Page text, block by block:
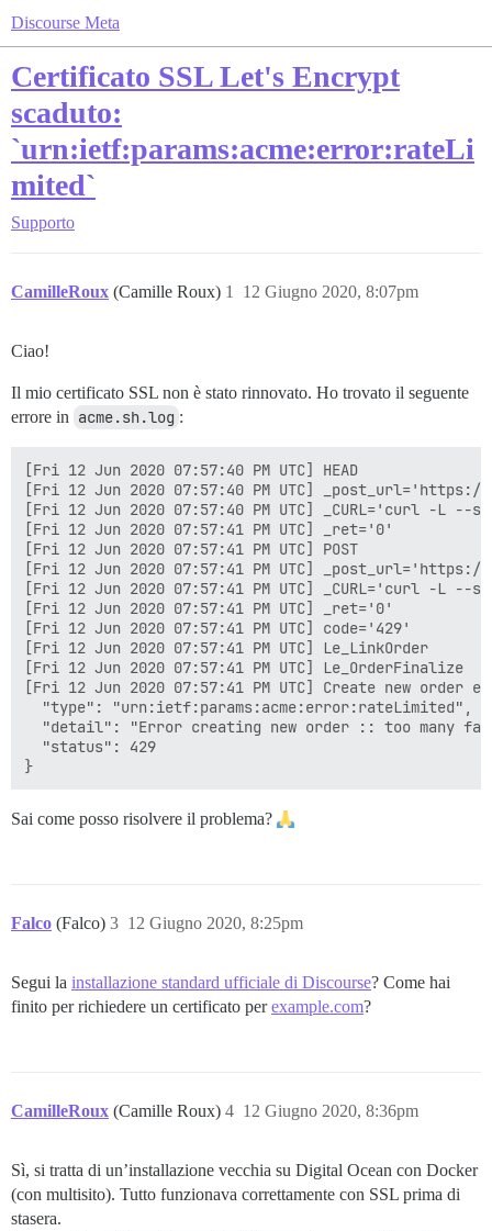
Discourse Meta
Certificato SSL Let's Encrypt
scaduto:
`urn:ietf:params:acme:error:rateLi
mited`
Supporto
CamilleRoux (Camille Roux) 12 Giugno 2020, 8:07pm
1
Ciao!
Il mio certificato SSL non è stato rinnovato. Ho trovato il seguente
errore in acme.sh.log :
[Fri 12 Jun 2020 07:57:40 PM UTC] HEAD
[Fri 12 Jun 2020 07:57:40 PM UTC]
[Fri 12 Jun 2020 07:57:40 PM UTC] _CURL='curl -
[Fri 12 Jun 2020 07:57:41 PM UTC] _ret='0'
[Fri 12 Jun 2020 07:57:41 PM UTC] POST
[Fri 12 Jun 2020 07:57:41 PM UTC]
[Fri 12 Jun 2020 07:57:41 PM UTC] _CURL='curl -L
[Fri 12 Jun 2020 07:57:41 PM UTC] _ret='0'
[Fri 12 Jun 2020 07:57:41 PM UTC] code='429'
[Fri 12 Jun 2020 07:57:41 PM UTC] Le_LinkOrder
[Fri 12 Jun 2020 07:57:41 PM UTC] Le_OrderFinalize
[Fri 12 Jun 2020 07:57:41 PM UTC] Create new
  "type": "urn:ietf:params:acme:error:rateLimited",
"detail": "Error creating new order :: too many
  "status": 429
Sai come posso risolvere il problema?
Falco (Falco) 12 Giugno 2020, 8:25pm
3
Segui la installazione standard ufficiale di Discourse? Come hai
finito per richiedere un certificato perexample.com?
CamilleRoux (Camille Roux) 12 Giugno 2020, 8:36pm
4
Sì, si tratta di un’installazione vecchia su Digital Ocean con Docker
(con multisito). Tutto funzionava correttamente con SSL prima di
stasera.